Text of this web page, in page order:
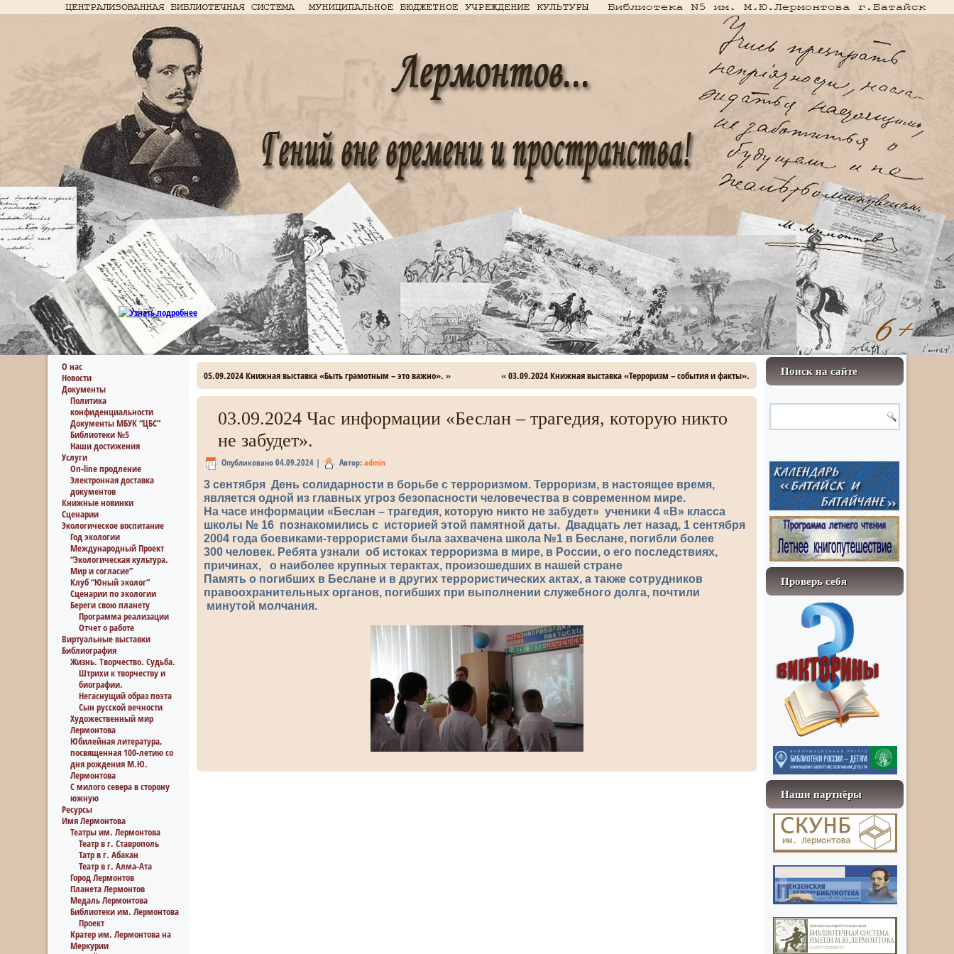
О нас
Новости
Документы
Политика
конфиденциальности
Документы МБУК “ЦБС”
Библиотеки №5
Наши достижения
Услуги
On-line продление
Электронная доставка
документов
Книжные новинки
Сценарии
Экологическое воспитание
Год экологии
Международный Проект
“Экологическая культура.
Мир и согласие”
Клуб “Юный эколог”
Сценарии по экологии
Береги свою планету
Программа реализации
Отчет о работе
Виртуальные выставки
Библиография
Жизнь. Творчество. Судьба.
Штрихи к творчеству и
биографии.
Негаснущий образ поэта
Сын русской вечности
Художественный мир
Лермонтова
Юбилейная литература,
посвященная 100-летию со
дня рождения М.Ю.
Лермонтова
С милого севера в сторону
южную
Ресурсы
Имя Лермонтова
Театры им. Лермонтова
Театр в г. Ставрополь
Татр в г. Абакан
Театр в г. Алма-Ата
Город Лермонтов
Планета Лермонтов
Медаль Лермонтова
Библиотеки им. Лермонтова
Проект
Кратер им. Лермонтова на
Меркурии
05.09.2024 Книжная выставка «Быть грамотным – это важно». » «03.09.2024 Книжная выставка «Терроризм – события и факты».
03.09.2024 Час информации «Беслан – трагедия, которую никто
не забудет».
Опубликовано04.09.2024 | Автор:admin
3 сентября День солидарности в борьбе с терроризмом. Терроризм, в настоящее время,
является одной из главных угроз безопасности человечества в современном мире.
На часе информации «Беслан – трагедия, которую никто не забудет» ученики 4 «В» класса
школы № 16 познакомились с историей этой памятной даты. Двадцать лет назад, 1 сентября
2004 года боевиками-террористами была захвачена школа №1 в Беслане, погибли более
300 человек. Ребята узнали об истоках терроризма в мире, в России, о его последствиях,
причинах, о наиболее крупных терактах, произошедших в нашей стране
Память о погибших в Беслане и в других террористических актах, а также сотрудников
правоохранительных органов, погибших при выполнении служебного долга, почтили
минутой молчания.
Поиск на сайте
Проверь себя
Наши партнёры